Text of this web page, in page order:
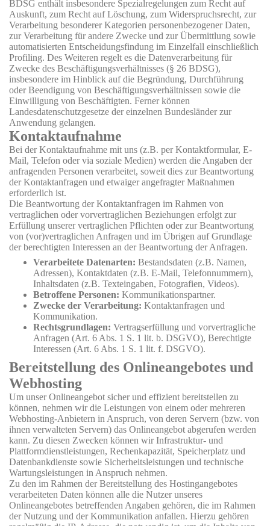
BDSG enthält insbesondere Spezialregelungen zum Recht auf
Auskunft, zum Recht auf Löschung, zum Widerspruchsrecht, zur
Verarbeitung besonderer Kategorien personenbezogener Daten,
zur Verarbeitung für andere Zwecke und zur Übermittlung sowie
automatisierten Entscheidungsfindung im Einzelfall einschließlich
Profiling. Des Weiteren regelt es die Datenverarbeitung für
Zwecke des Beschäftigungsverhältnisses (§ 26 BDSG),
insbesondere im Hinblick auf die Begründung, Durchführung
oder Beendigung von Beschäftigungsverhältnissen sowie die
Einwilligung von Beschäftigten. Ferner können
Landesdatenschutzgesetze der einzelnen Bundesländer zur
Anwendung gelangen.
Kontaktaufnahme
Bei der Kontaktaufnahme mit uns (z.B. per Kontaktformular, E-
Mail, Telefon oder via soziale Medien) werden die Angaben der
anfragenden Personen verarbeitet, soweit dies zur Beantwortung
der Kontaktanfragen und etwaiger angefragter Maßnahmen
erforderlich ist.
Die Beantwortung der Kontaktanfragen im Rahmen von
vertraglichen oder vorvertraglichen Beziehungen erfolgt zur
Erfüllung unserer vertraglichen Pflichten oder zur Beantwortung
von (vor)vertraglichen Anfragen und im Übrigen auf Grundlage
der berechtigten Interessen an der Beantwortung der Anfragen.
Verarbeitete Datenarten: Bestandsdaten (z.B. Namen,
Adressen), Kontaktdaten (z.B. E-Mail, Telefonnummern),
Inhaltsdaten (z.B. Texteingaben, Fotografien, Videos).
Betroffene Personen: Kommunikationspartner.
Zwecke der Verarbeitung: Kontaktanfragen und
Kommunikation.
Rechtsgrundlagen: Vertragserfüllung und vorvertragliche
Anfragen (Art. 6 Abs. 1 S. 1 lit. b. DSGVO), Berechtigte
Interessen (Art. 6 Abs. 1 S. 1 lit. f. DSGVO).
Bereitstellung des Onlineangebotes und
Webhosting
Um unser Onlineangebot sicher und effizient bereitstellen zu
können, nehmen wir die Leistungen von einem oder mehreren
Webhosting-Anbietern in Anspruch, von deren Servern (bzw. von
ihnen verwalteten Servern) das Onlineangebot abgerufen werden
kann. Zu diesen Zwecken können wir Infrastruktur- und
Plattformdienstleistungen, Rechenkapazität, Speicherplatz und
Datenbankdienste sowie Sicherheitsleistungen und technische
Wartungsleistungen in Anspruch nehmen.
Zu den im Rahmen der Bereitstellung des Hostingangebotes
verarbeiteten Daten können alle die Nutzer unseres
Onlineangebotes betreffenden Angaben gehören, die im Rahmen
der Nutzung und der Kommunikation anfallen. Hierzu gehören